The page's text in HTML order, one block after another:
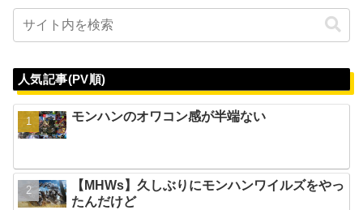
人気記事(PV順)
モンハンのオワコン感が半端ない
【MHWs】久しぶりにモンハンワイルズをやっ
たんだけど